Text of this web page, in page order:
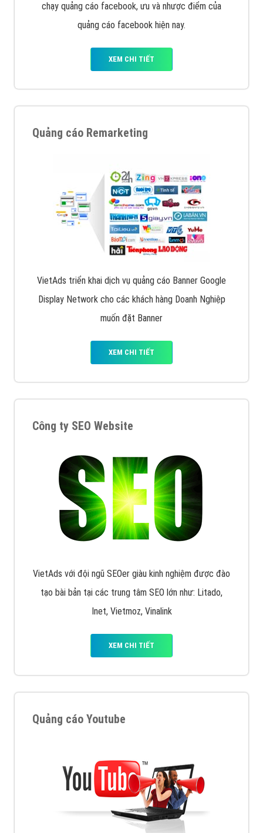
chạy quảng cáo facebook, ưu và nhược điểm của
quảng cáo facebook hiện nay.
XEM CHI TIẾT
Quảng cáo Remarketing
VietAds triển khai dịch vụ quảng cáo Banner Google
Display Network cho các khách hàng Doanh Nghiệp
muốn đặt Banner
XEM CHI TIẾT
Công ty SEO Website
VietAds với đội ngũ SEOer giàu kinh nghiệm được đào
tạo bài bản tại các trung tâm SEO lớn như: Litado,
Inet, Vietmoz, Vinalink
XEM CHI TIẾT
Quảng cáo Youtube